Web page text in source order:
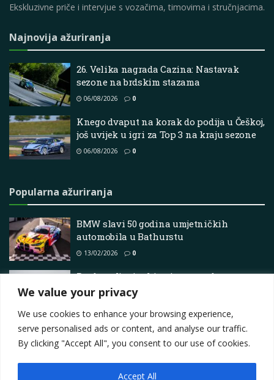
We value your privacy
We use cookies to enhance your browsing experience,
serve personalised ads or content, and analyse our traffic.
By clicking "Accept All", you consent to our use of cookies.
Accept All
Ekskluzivne priče i intervjue s vozačima, timovima i stručnjacima.
Najnovija ažuriranja
26. Velika nagrada Cazina: Nastavak
sezone na brdskim stazama
06/08/2026 0
Knego dvaput na korak do podija u Češkoj,
još uvijek u igri za Top 3 na kraju sezone
06/08/2026 0
Popularna ažuriranja
BMW slavi 50 godina umjetničkih
automobila u Bathurstu
13/02/2026 0
Predstavljanje ekipe i raspored
pripremnih testiranja za sezonu